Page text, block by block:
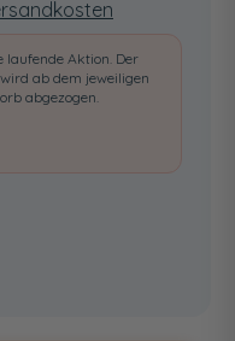
Aktion. Der
ab dem jeweiligen
abgezogen.